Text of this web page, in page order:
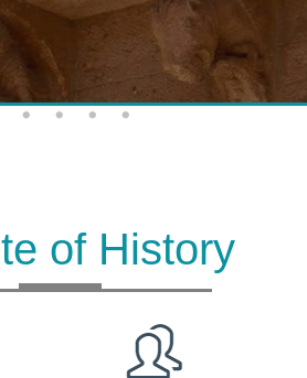
of History